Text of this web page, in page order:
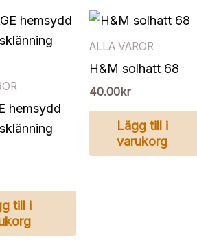
hemsydd
till i
ALLA VAROR
H&M solhatt 68
40.00kr
Lägg till i
varukorg